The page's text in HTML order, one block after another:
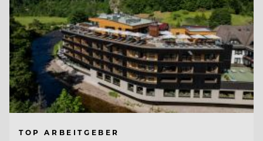
TOP ARBEITGEBER